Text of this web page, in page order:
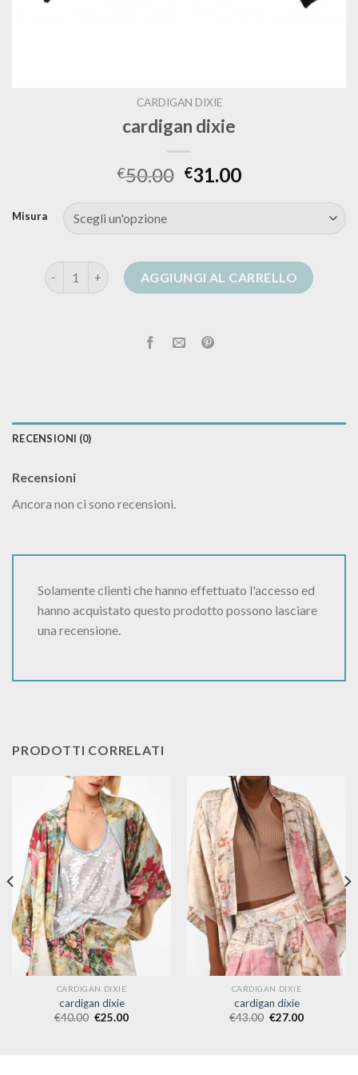
CARDIGAN DIXIE
cardigan dixie
€50.00 €31.00
Misura
cardigan dixie quantitàAGGIUNGI AL CARRELLO
RECENSIONI (0)
Recensioni
Ancora non ci sono recensioni.
Solamente clienti che hanno effettuato l'accesso ed
hanno acquistato questo prodotto possono lasciare
una recensione.
PRODOTTI CORRELATI
CARDIGAN DIXIE
cardigan dixie
€40.00 €25.00
CARDIGAN DIXIE
cardigan dixie
€43.00 €27.00